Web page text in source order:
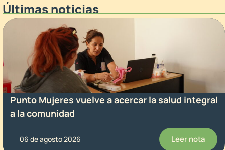
Últimas noticias
Punto Mujeres vuelve a acercar la salud integral
a la comunidad
06 de agosto 2026 Leer nota